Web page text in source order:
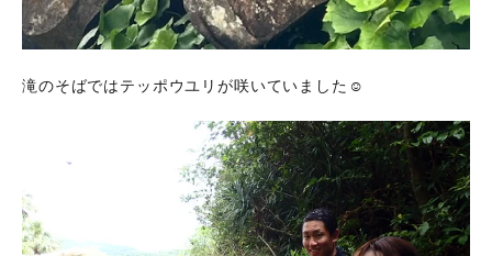
滝のそばではテッポウユリが咲いていました☺️